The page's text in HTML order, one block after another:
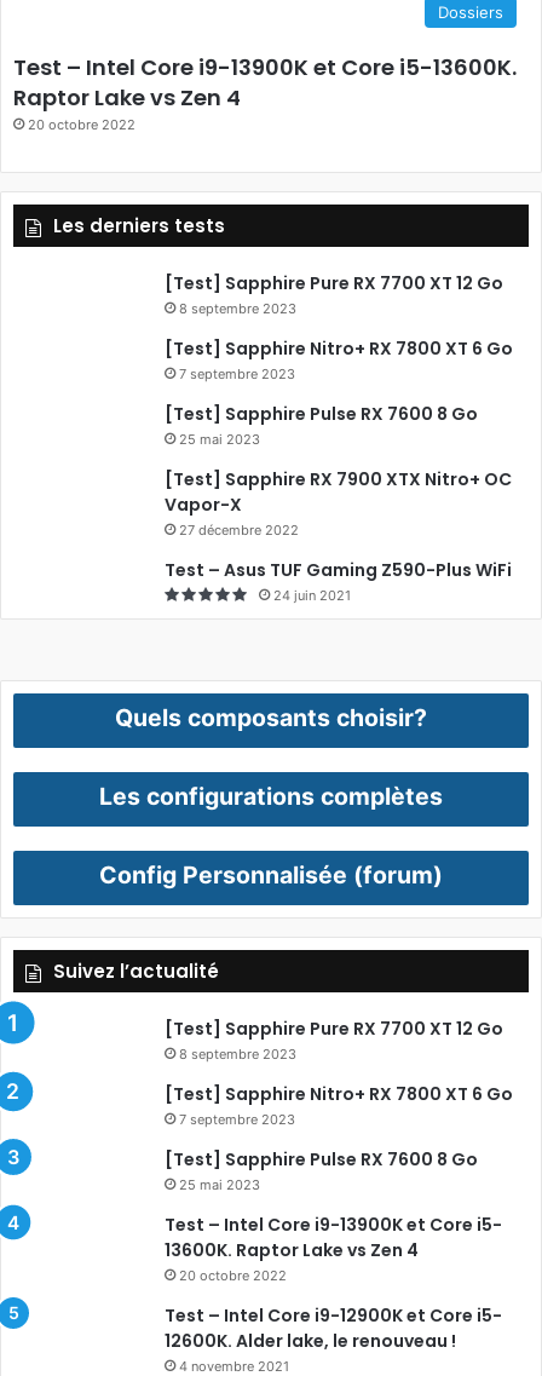
k
Dossiers
Test – Intel Core i9-13900K et Core i5-13600K.
Raptor Lake vs Zen 4
20 octobre 2022
Les derniers tests
[Test] Sapphire Pure RX 7700 XT 12 Go
8 septembre 2023
[Test] Sapphire Nitro+ RX 7800 XT 6 Go
7 septembre 2023
[Test] Sapphire Pulse RX 7600 8 Go
25 mai 2023
[Test] Sapphire RX 7900 XTX Nitro+ OC
Vapor-X
27 décembre 2022
Test – Asus TUF Gaming Z590-Plus WiFi
24 juin 2021
Quels composants choisir?
Les configurations complètes
Config Personnalisée (forum)
Suivez l’actualité
[Test] Sapphire Pure RX 7700 XT 12 Go
8 septembre 2023
[Test] Sapphire Nitro+ RX 7800 XT 6 Go
7 septembre 2023
[Test] Sapphire Pulse RX 7600 8 Go
25 mai 2023
Test – Intel Core i9-13900K et Core i5-
13600K. Raptor Lake vs Zen 4
20 octobre 2022
Test – Intel Core i9-12900K et Core i5-
12600K. Alder lake, le renouveau !
4 novembre 2021